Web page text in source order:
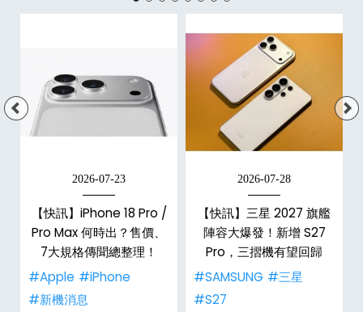
2026-07-23
【快訊】iPhone 18 Pro /
Pro Max 何時出？售價、
7大規格傳聞總整理！
#Apple #iPhone
#新機消息
2026-07-28
【快訊】三星 2027 旗艦
陣容大爆發！新增 S27
Pro，三摺機有望回歸
#SAMSUNG #三星
#S27